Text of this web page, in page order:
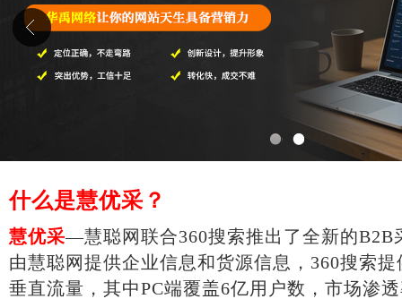
什么是慧优采？
慧优采—慧聪网联合360搜索推出了全新的B2B
由慧聪网提供企业信息和货源信息， 360搜索
垂直流量 ， 其中PC端覆盖6亿用户数，市场渗